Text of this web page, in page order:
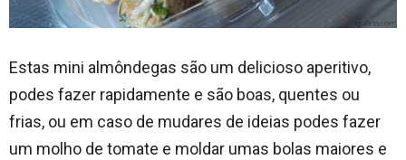
Estas mini almôndegas são um delicioso aperitivo,
podes fazer rapidamente e são boas, quentes ou
frias, ou em caso de mudares de ideias podes fazer
um molho de tomate e moldar umas bolas maiores e